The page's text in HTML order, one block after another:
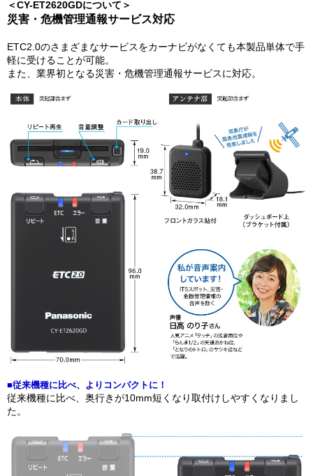
＜CY-ET2620GDについて＞
災害・危機管理通報サービス対応
ETC2.0のさまざまなサービスをカーナビがなくても本製品単体で手
軽に受けることが可能。
また、業界初となる災害・危機管理通報サービスに対応。
■従来機種に比べ、よりコンパクトに！
従来機種に比べ、奥行きが10mm短くなり取付けしやすくなりまし
た。